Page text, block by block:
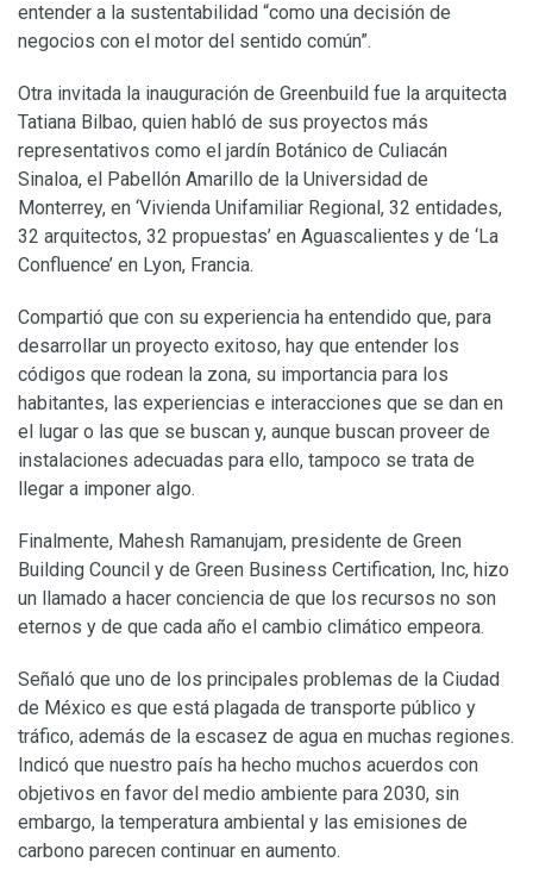
entender a la sustentabilidad “como una decisión de
negocios con el motor del sentido común”.
Otra invitada la inauguración de Greenbuild fue la arquitecta
Tatiana Bilbao, quien habló de sus proyectos más
representativos como el jardín Botánico de Culiacán
Sinaloa, el Pabellón Amarillo de la Universidad de
Monterrey, en ‘Vivienda Unifamiliar Regional, 32 entidades,
32 arquitectos, 32 propuestas’ en Aguascalientes y de ‘La
Confluence’ en Lyon, Francia.
Compartió que con su experiencia ha entendido que, para
desarrollar un proyecto exitoso, hay que entender los
códigos que rodean la zona, su importancia para los
habitantes, las experiencias e interacciones que se dan en
el lugar o las que se buscan y, aunque buscan proveer de
instalaciones adecuadas para ello, tampoco se trata de
llegar a imponer algo.
Finalmente, Mahesh Ramanujam, presidente de Green
Building Council y de Green Business Certification, Inc, hizo
un llamado a hacer conciencia de que los recursos no son
eternos y de que cada año el cambio climático empeora.
Señaló que uno de los principales problemas de la Ciudad
de México es que está plagada de transporte público y
tráfico, además de la escasez de agua en muchas regiones.
Indicó que nuestro país ha hecho muchos acuerdos con
objetivos en favor del medio ambiente para 2030, sin
embargo, la temperatura ambiental y las emisiones de
carbono parecen continuar en aumento.